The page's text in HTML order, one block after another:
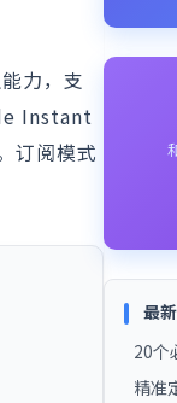
力，支
Instant
订阅模式
最
20个
精准